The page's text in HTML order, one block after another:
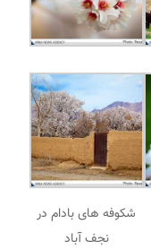
شکوفه های بادام در
نجف آباد